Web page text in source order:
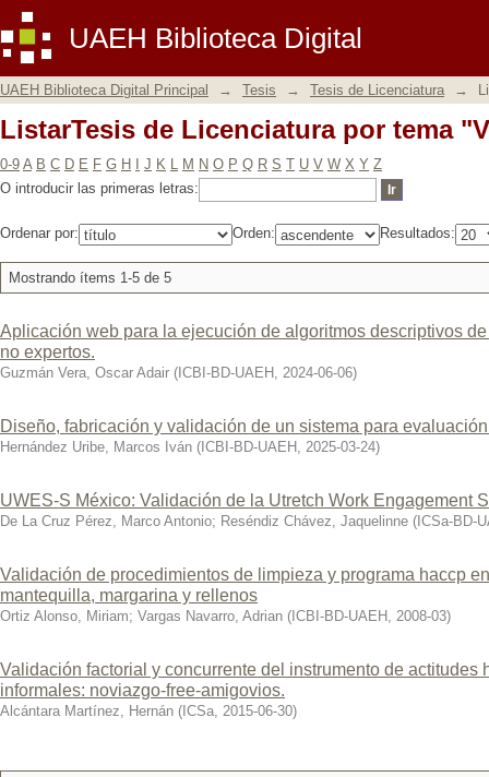
UAEH Biblioteca Digital
ListarTesis de Licenciatura por tema
UAEH Biblioteca Digital Principal → Tesis → Tesis de Licenciatura →
ListarTesis de Licenciatura por tema
0-9 A B C D E F G H J K L M N O P Q R S T U V W X Y Z
O introducir las primeras letras:
Ordenar por: Orden: Resultados:
Mostrando ítems 1-5 de 5
Aplicación web para la ejecución de algoritmos descriptivos
no expertos.
Guzmán Vera, Oscar Adair ( ICBI-BD-UAEH , 2024-06-06)
Diseño, fabricación y validación de un sistema para
Hernández Uribe, Marcos Iván ( ICBI-BD-UAEH , 2025-03-24)
UWES-S México: Validación de la Utretch Work Engagement
De La Cruz Pérez, Marco Antonio; Reséndiz Chávez, Jaquelinne ( ICSa-BD-
Validación de procedimientos de limpieza y programa haccp
mantequilla, margarina y rellenos
Ortiz Alonso, Miriam; Vargas Navarro, Adrian ( ICBI-BD-UAEH , 2008-03)
Validación factorial y concurrente del instrumento de actitudes
informales: noviazgo-free-amigovios.
Alcántara Martínez, Hernán ( ICSa, 2015-06-30)